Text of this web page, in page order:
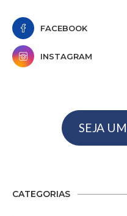
FACEBOOK
INSTAGRAM
SEJA
CATEGORIAS